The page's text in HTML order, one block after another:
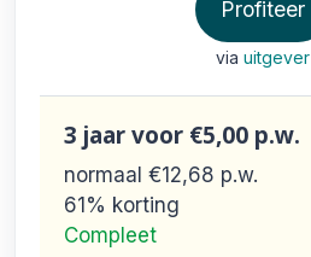
Profiteer
via uitgever
3 jaarvoor €5,00 p.w.
normaal €12,68 p.w.
61% korting
Compleet